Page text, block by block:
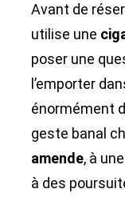
Avant de
utilise une
poser une
l’emporter
énormément
geste banal
amende, à une
à des